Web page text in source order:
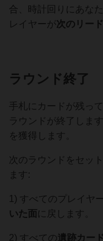
合、時計回りにあなた
レイヤーが次のリード
ラウンド終了
手札にカードが残っ
ラウンドが終了しま
を獲得します。
次のラウンドをセッ
ます:
1) すべてのプレイヤ
いた 面 に戻します。
2) すべての遺跡カード